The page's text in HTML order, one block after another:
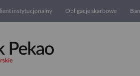
instytucjonalny Obligacje skarbowe